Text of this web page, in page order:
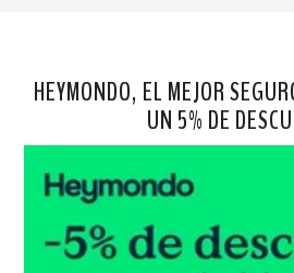
HEYMONDO, EL MEJOR
UN 5% DE